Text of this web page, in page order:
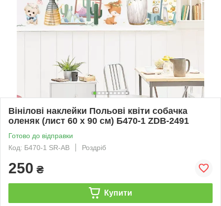
Вінілові наклейки Польові квіти собачка
оленяк (лист 60 х 90 см) Б470-1 ZDB-2491
Готово до відправки
Код: Б470-1 SR-AB
Роздріб
250 ₴
Купити